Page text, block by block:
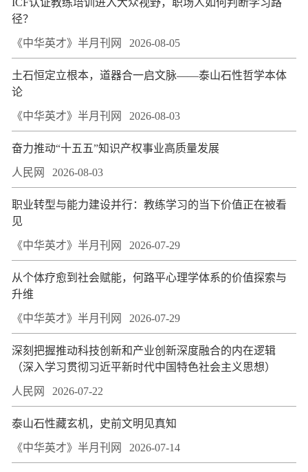
ICF认证教练培训进入大众视野，职场人如何判断学习路
径？
《中华英才》半月刊网 2026-08-05
土石恒定立根本，道器合一启文脉——泰山石性哲学本体
论
《中华英才》半月刊网 2026-08-03
奋力推动“十五五”知识产权事业高质量发展
人民网 2026-08-03
职业转型与能力建设并行：教练学习的当下价值正在被看
见
《中华英才》半月刊网 2026-07-29
从个体疗愈到社会赋能，何路平心理学体系的价值探索与
升维
《中华英才》半月刊网 2026-07-29
深刻把握推动科技创新和产业创新深度融合的内在逻辑
（深入学习贯彻习近平新时代中国特色社会主义思想）
人民网 2026-07-22
泰山石性藏玄机，史前文明见真知
《中华英才》半月刊网 2026-07-14